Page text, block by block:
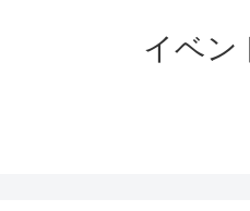
イベン